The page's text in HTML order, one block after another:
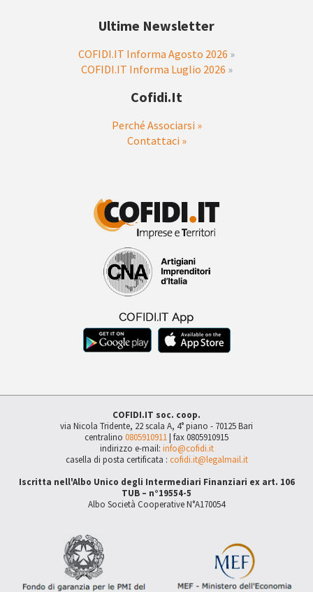
Ultime Newsletter
COFIDI.IT Informa Agosto 2026 »
COFIDI.IT Informa Luglio 2026 »
Cofidi.it
Perché Associarsi »
Contattaci »
COFIDI.IT soc. coop.
via Nicola Tridente, 22 scala A, 4° piano - 70125 Bari
centralino 0805910911| fax 0805910915
indirizzo e-mail: info@cofidi.it
casella di posta certificata : cofidi.it@legalmail.it
Iscritta nell'Albo Unico degli Intermediari Finanziari ex art. 106
TUB – n°19554-5
Albo Società Cooperative N°A170054